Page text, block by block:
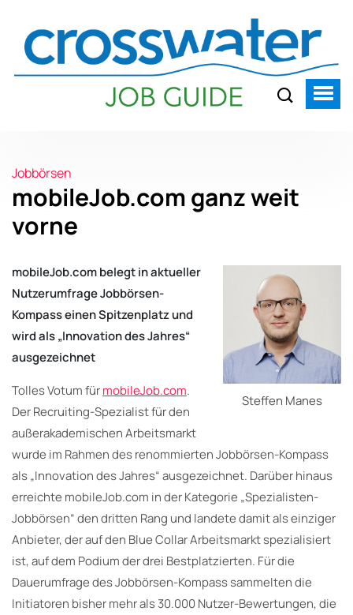
Jobbörsen
mobileJob.com ganz weit
vorne
Steffen Manes
mobileJob.com belegt in aktueller
Nutzerumfrage Jobbörsen-
Kompass einen Spitzenplatz und
wird als „Innovation des Jahres“
ausgezeichnet
Tolles Votum fürmobileJob.com.
Der Recruiting-Spezialist für den
außerakademischen Arbeitsmarkt
wurde im Rahmen des renommierten Jobbörsen-Kompass
als „Innovation des Jahres“ ausgezeichnet. Darüber hinaus
erreichte mobileJob.com in der Kategorie „Spezialisten-
Jobbörsen“ den dritten Rang und landete damit als einziger
Anbieter, der auf den Blue Collar Arbeitsmarkt spezialisiert
ist, auf dem Podium der drei Bestplatzierten. Für die
Dauerumfrage des Jobbörsen-Kompass sammelten die
Initiatoren bisher mehr als 30.000 Nutzer-Bewertungen, die